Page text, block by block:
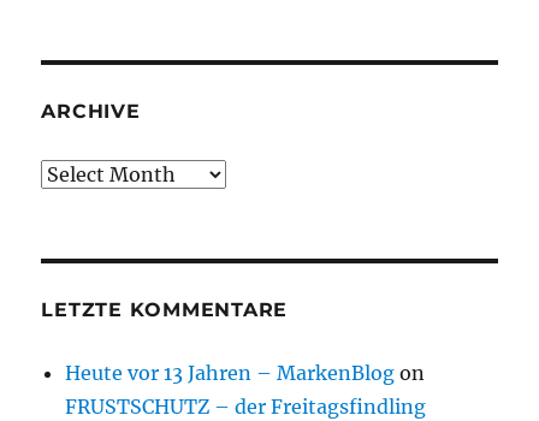
ARCHIVE
Archive
LETZTE KOMMENTARE
Heute vor 13 Jahren – MarkenBlog on
FRUSTSCHUTZ – der Freitagsfindling